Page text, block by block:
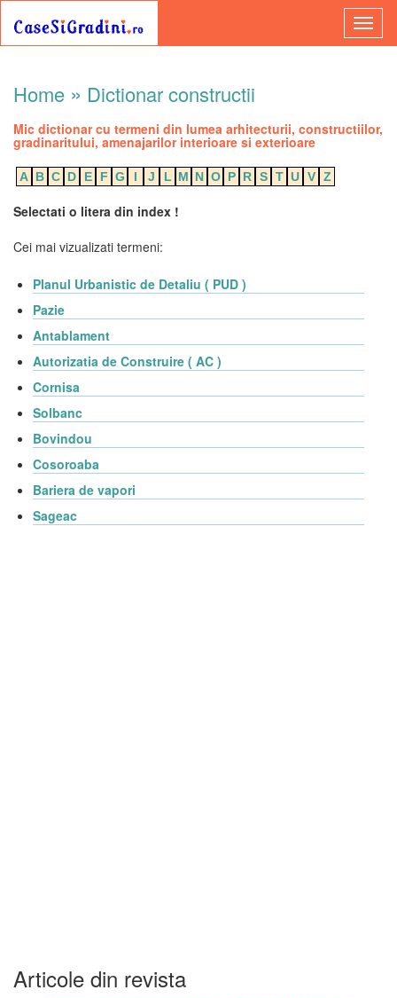
Home » Dictionar constructii
Mic dictionar cu termeni din lumea arhitecturii, constructiilor,
gradinaritului, amenajarilor interioare si exterioare
A B C D E F G I J L M N O P R S T U V Z
Selectati o litera din index !
Cei mai vizualizati termeni:
Planul Urbanistic de Detaliu ( PUD )
Pazie
Antablament
Autorizatia de Construire ( AC )
Cornisa
Solbanc
Bovindou
Cosoroaba
Bariera de vapori
Sageac
Articole din revista